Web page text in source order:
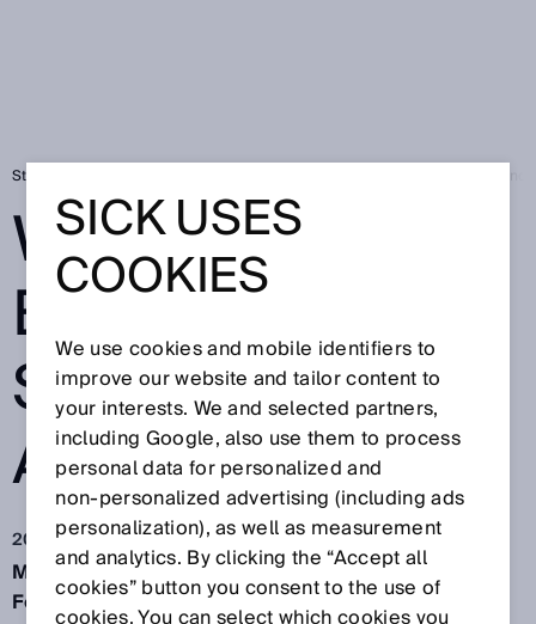
Startseite
WENN EIN
ENCODER ZUM
SICHERHEITSST
ANDARD WIRD
20.04.2022
Mit der Veröffentlichung der IEC61800-5-3 Ende
Februar 2021 gibt es erstmals eine
SICK USES
COOKIES
We use cookies and mobile identifiers to
improve our website and tailor content to
your interests. We and selected partners,
including Google, also use them to process
personal data for personalized and
non‑personalized advertising (including ads
personalization), as well as measurement
and analytics. By clicking the “Accept all
cookies” button you consent to the use of